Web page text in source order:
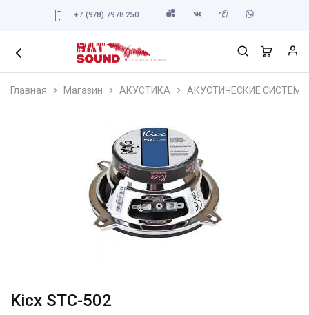
+7 (978) 7978 250
Главная Магазин АКУСТИКА АКУСТИЧЕСКИЕ СИСТЕМЫ
Kicx STC-502